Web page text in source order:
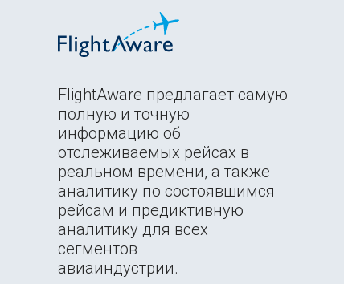
FlightAware предлагает самую
полную и точную
информацию об
отслеживаемых рейсах в
реальном времени, а также
аналитику по состоявшимся
рейсам и предиктивную
аналитику для всех
сегментов
авиаиндустрии.